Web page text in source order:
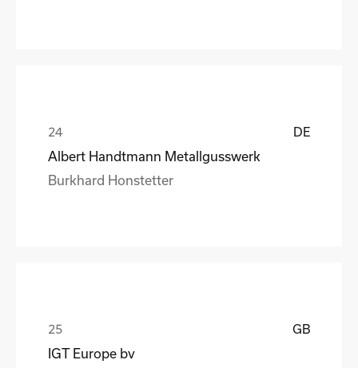
DE
Albert Handtmann Metallgusswerk
Burkhard Honstetter
GB
IGT Europe bv